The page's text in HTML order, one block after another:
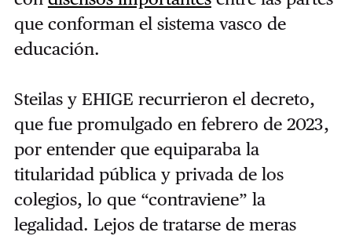
que conforman el sistema vasco de
educación.
Steilas y EHIGE recurrieron el decreto,
que fue promulgado en febrero de 2023,
por entender que equiparaba la
titularidad pública y privada de los
colegios, lo que “contraviene” la
legalidad. Lejos de tratarse de meras